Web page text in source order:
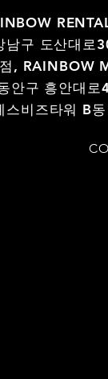
남구 도산대로
, RAINBOW
안구 흥안대로
스비즈타워 B